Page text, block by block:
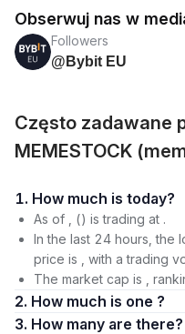
Obserwuj nas w
Followers
@Bybit EU
Często zadawane
MEMESTOCK
1. How much is today?
As of , () is trading at .
In the last 24 hours, the
price is , with a trading
The market cap is ,
2. How much is one ?
3. How many are there?